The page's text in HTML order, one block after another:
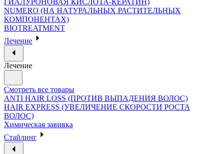
NUMERO (НА НАТУРАЛЬНЫХ РАСТИТЕЛЬНЫХ
КОМПОНЕНТАХ)
BIOTREATMENT
Лечение
Лечение
Смотреть все товары
ANTI HAIR LOSS (ПРОТИВ ВЫПАДЕНИЯ ВОЛОС)
HAIR EXPRESS (УВЕЛИЧЕНИЕ СКОРОСТИ РОСТА
ВОЛОС)
Химическая завивка
Стайлинг